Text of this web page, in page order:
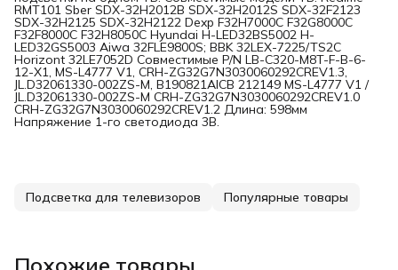
RMT101 Sber SDX-32H2012B SDX-32H2012S SDX-32F2123
SDX-32H2125 SDX-32H2122 Dexp F32H7000C F32G8000C
F32F8000C F32H8050C Hyundai H-LED32BS5002 H-
LED32GS5003 Aiwa 32FLE9800S; BBK 32LEX-7225/TS2C
Horizont 32LE7052D Совместимые P/N LB-C320-M8T-F-B-6-
12-X1, MS-L4777 V1, CRH-ZG32G7N3030060292CREV1.3,
JL.D32061330-002ZS-M, B190821AICB 212149 MS-L4777 V1 /
JL.D32061330-002ZS-M CRH-ZG32G7N3030060292CREV1.0
CRH-ZG32G7N3030060292CREV1.2 Длина: 598мм
Напряжение 1-го светодиода 3В.
Подсветка для телевизоров Популярные товары
Похожие товары